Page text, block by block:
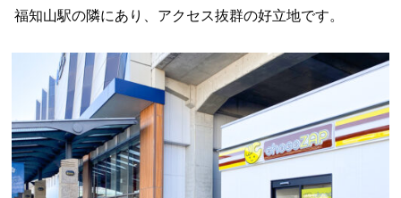
福知山駅の隣にあり、アクセス抜群の好立地です。